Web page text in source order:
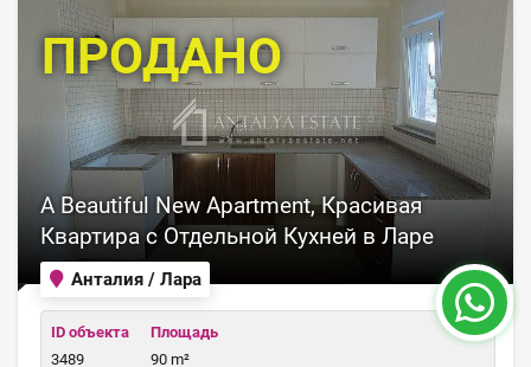
Анталия / Лара
A Beautiful New Apartment, Красивая
Квартира с Отдельной Кухней в Ларе
ID объекта
3489
Площадь
90 m²
ПРОДАНО